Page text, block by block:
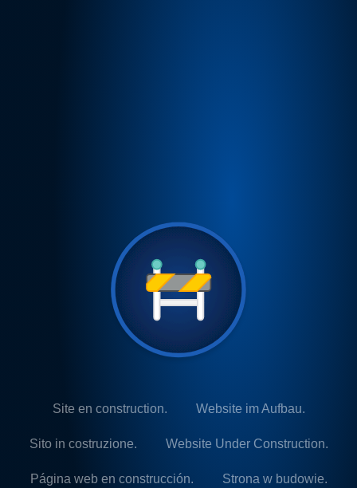
Site en construction. Website im Aufbau.
Sito in costruzione. Website Under Construction.
Página web en construcción. Strona w budowie.